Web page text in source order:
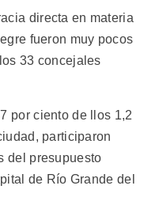
directa en materia
fueron muy pocos
33 concejales
por ciento de llos 1,2
participaron
del presupuesto
de Río Grande del